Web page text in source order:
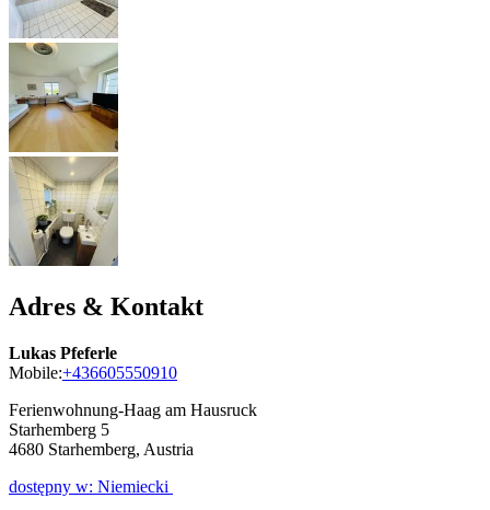
Adres & Kontakt
Lukas Pfeferle
Mobile:+436605550910
Ferienwohnung-Haag am Hausruck
Starhemberg 5
4680 Starhemberg, Austria
dostępny w: Niemiecki